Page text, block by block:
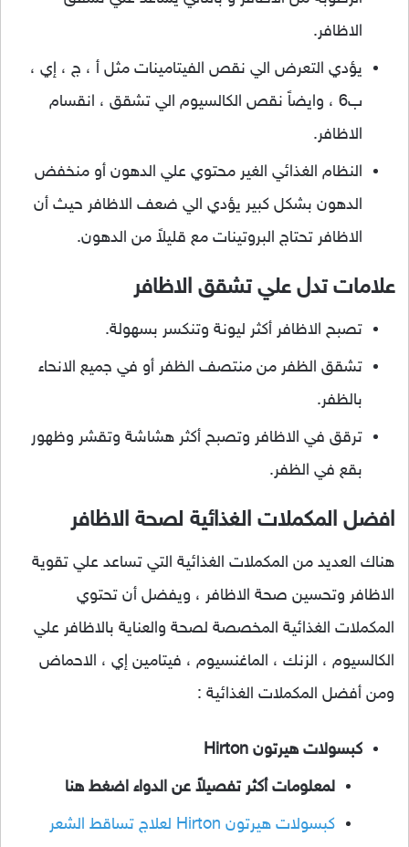
الاظافر.
يؤدي التعرض الي نقص الفيتامينات مثل أ ، ج ، إي ،
ب6 ، وايضاً نقص الكالسيوم الي تشقق ، انقسام
الاظافر.
النظام الغذائي الغير محتوي علي الدهون أو منخفض
الدهون بشكل كبير يؤدي الي ضعف الاظافر حيث أن
الاظافر تحتاج البروتينات مع قليلاً من الدهون.
علامات تدل علي تشقق الاظافر
تصبح الاظافر أكثر ليونة وتنكسر بسهولة.
تشقق الظفر من منتصف الظفر أو في جميع الانحاء
بالظفر.
ترقق في الاظافر وتصبح أكثر هشاشة وتقشر وظهور
بقع في الظفر.
افضل المكملات الغذائية لصحة الاظافر
هناك العديد من المكملات الغذائية التي تساعد علي تقوية
الاظافر وتحسين صحة الاظافر ، ويفضل أن تحتوي
المكملات الغذائية المخصصة لصحة والعناية بالاظافر علي
الكالسيوم ، الزنك ، الماغنسيوم ، فيتامين إي ، الاحماض
ومن أفضل المكملات الغذائية :
كبسولات هيرتون Hirton
لمعلومات أكثر تفصيلاً عن الدواء اضغط هنا
كبسولات هيرتون Hirton لعلاج تساقط الشعر